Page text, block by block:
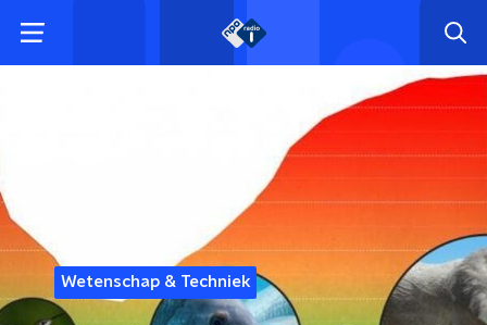
Wetenschap & Techniek